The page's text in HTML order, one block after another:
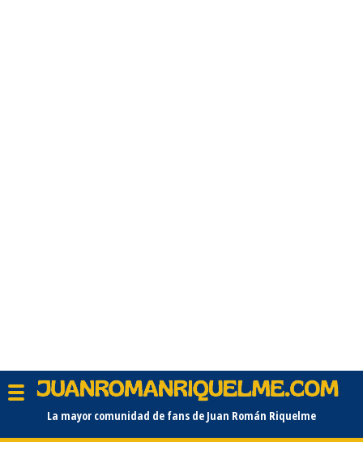
La mayor comunidad de fans de Juan Román Riquelme